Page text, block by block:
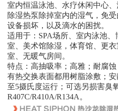
室内恒温泳池、水疗休闲中心、
除湿热泵除掉室内的湿气，免
设备损坏，以及滴水的困扰。
适用于：SPA场所、室内泳池
室、美术馆除湿，体育馆、更
室、无暖气房间。
特点：高抽吸率；高雅；耐腐
有热交换表面都用树脂涂敷；
至5摄氏度运行；可选另损害臭
R407C/R410A/R134A。